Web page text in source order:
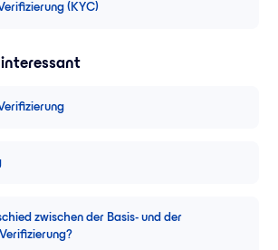
(KYC)
zwischen der Basis- und der